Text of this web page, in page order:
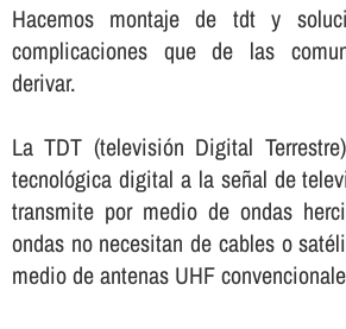
Hacemos montaje de tdt y
complicaciones que de las
derivar.
La TDT (televisión Digital
tecnológica digital a la señal de
transmite por medio de ondas
ondas no necesitan de cables o
medio de antenas UHF